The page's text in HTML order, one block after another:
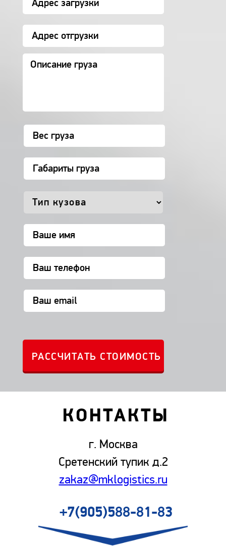
КОНТАКТЫ
г. Москва
Сретенский тупик д.2
zakaz@mklogistics.ru
+7(905)588-81-83